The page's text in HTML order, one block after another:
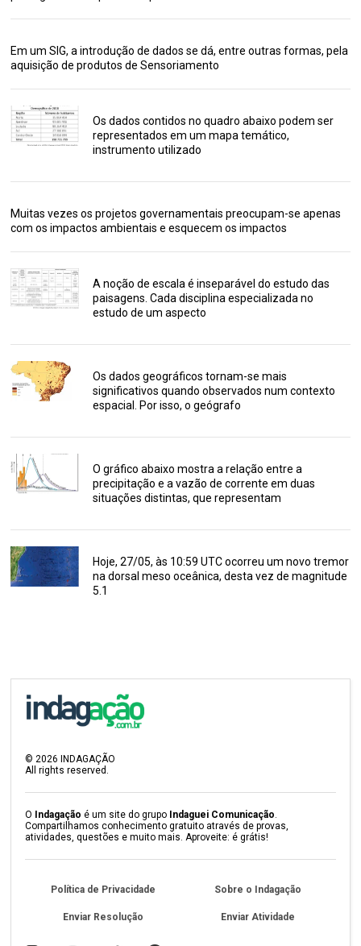
Em um SIG, a introdução de dados se dá, entre outras formas, pela
aquisição de produtos de Sensoriamento
Os dados contidos no quadro abaixo podem ser
representados em um mapa temático,
instrumento utilizado
Muitas vezes os projetos governamentais preocupam-se apenas
com os impactos ambientais e esquecem os impactos
A noção de escala é inseparável do estudo das
paisagens. Cada disciplina especializada no
estudo de um aspecto
Os dados geográficos tornam-se mais
significativos quando observados num contexto
espacial. Por isso, o geógrafo
O gráfico abaixo mostra a relação entre a
precipitação e a vazão de corrente em duas
situações distintas, que representam
Hoje, 27/05, às 10:59 UTC ocorreu um novo tremor
na dorsal meso oceânica, desta vez de magnitude
5.1
©2026 INDAGAÇÃO
All rights reserved.
O Indagação é um site do grupo Indaguei Comunicação.
Compartilhamos conhecimento gratuito através de provas,
atividades, questões e muito mais. Aproveite: é grátis!
Política de Privacidade Sobre o Indagação
Enviar Resolução Enviar Atividade